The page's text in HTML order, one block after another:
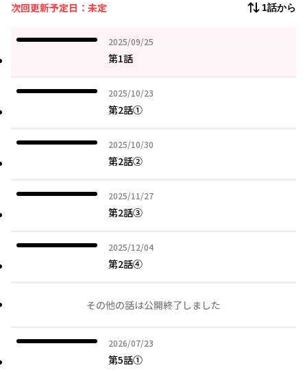
次回更新予定日：未定 1話から
2025/09/25
2025年09月25日
第1話
2025/10/23
2025年10月23日
第2話①
2025/10/30
2025年10月30日
第2話②
2025/11/27
2025年11月27日
第2話③
2025/12/04
2025年12月04日
第2話④
その他の話は公開終了しました
2026/07/23
2026年07月23日
第5話①